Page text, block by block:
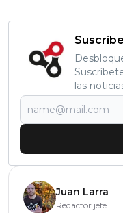
las
Juan Larra
Redactor jefe